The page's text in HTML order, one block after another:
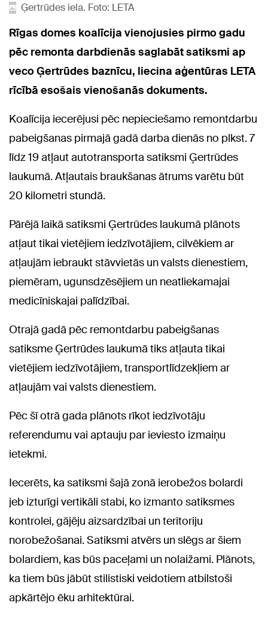
Ģertrūdes iela. Foto: LETA
Rīgas domes koalīcija vienojusies pirmo gadu
pēc remonta darbdienās saglabāt satiksmi ap
veco Ģertrūdes baznīcu, liecina aģentūras LETA
rīcībā esošais vienošanās dokuments.
Koalīcija iecerējusi pēc nepieciešamo remontdarbu
pabeigšanas pirmajā gadā darba dienās no plkst. 7
līdz 19 atļaut autotransporta satiksmi Ģertrūdes
laukumā. Atļautais braukšanas ātrums varētu būt
20 kilometri stundā.
Pārējā laikā satiksmi Ģertrūdes laukumā plānots
atļaut tikai vietējiem iedzīvotājiem, cilvēkiem ar
atļaujām iebraukt stāvvietās un valsts dienestiem,
piemēram, ugunsdzēsējiem un neatliekamajai
medicīniskajai palīdzībai.
Otrajā gadā pēc remontdarbu pabeigšanas
satiksme Ģertrūdes laukumā tiks atļauta tikai
vietējiem iedzīvotājiem, transportlīdzekļiem ar
atļaujām vai valsts dienestiem.
Pēc šī otrā gada plānots rīkot iedzīvotāju
referendumu vai aptauju par ieviesto izmaiņu
ietekmi.
Iecerēts, ka satiksmi šajā zonā ierobežos bolardi
jeb izturīgi vertikāli stabi, ko izmanto satiksmes
kontrolei, gājēju aizsardzībai un teritoriju
norobežošanai. Satiksmi atvērs un slēgs ar šiem
bolardiem, kas būs paceļami un nolaižami. Plānots,
ka tiem būs jābūt stilistiski veidotiem atbilstoši
apkārtējo ēku arhitektūrai.